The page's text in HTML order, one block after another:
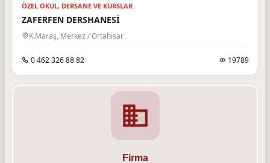
ÖZEL OKUL, DERSANE VE KURSLAR
ZAFERFEN DERSHANESİ
K.Maraş, Merkez / Ortahisar
0 462 326 88 82 19789